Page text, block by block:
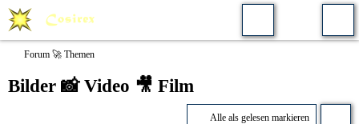
Forum 🚀 Themen
Bilder 📸 Video 🎥 Film
Alle als gelesen markieren